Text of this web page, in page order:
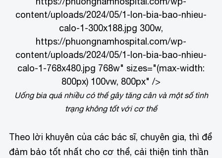
content/uploads/2024/05/1-lon-bia-bao-nhieu-
calo-1-300x188.jpg 300w,
https://phuongnamhospital.com/wp-
content/uploads/2024/05/1-lon-bia-bao-nhieu-
calo-1-768x480.jpg 768w" sizes="(max-width:
800px) 100vw, 800px" />
Uống bia quá nhiều có thể gây tăng cân và một số tình
trạng không tốt với cơ thể
Theo lời khuyên của các bác sĩ, chuyên gia, thì để
đảm bảo tốt nhất cho cơ thể, cải thiện tinh thần